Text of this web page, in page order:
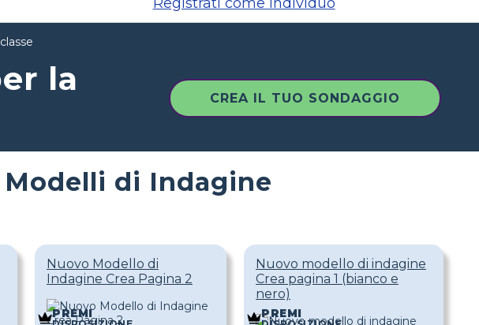
la
CREA IL TUO SONDAGGIO
Modelli di Indagine
Nuovo Modello di
Indagine Crea Pagina 2
PREMI
Nuovo modello di indagine
Crea pagina 1 (bianco e
nero)
PREMI